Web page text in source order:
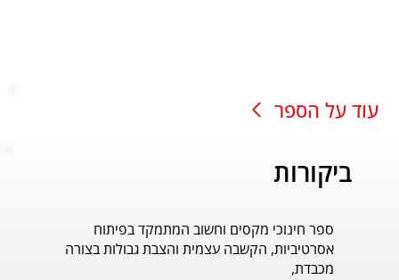
עוד על הספר
ביקורות
ספר חינוכי מקסים וחשוב המתמקד בפיתוח
אסרטיביות, הקשבה עצמית והצבת גבולות בצורה
מכבדת,